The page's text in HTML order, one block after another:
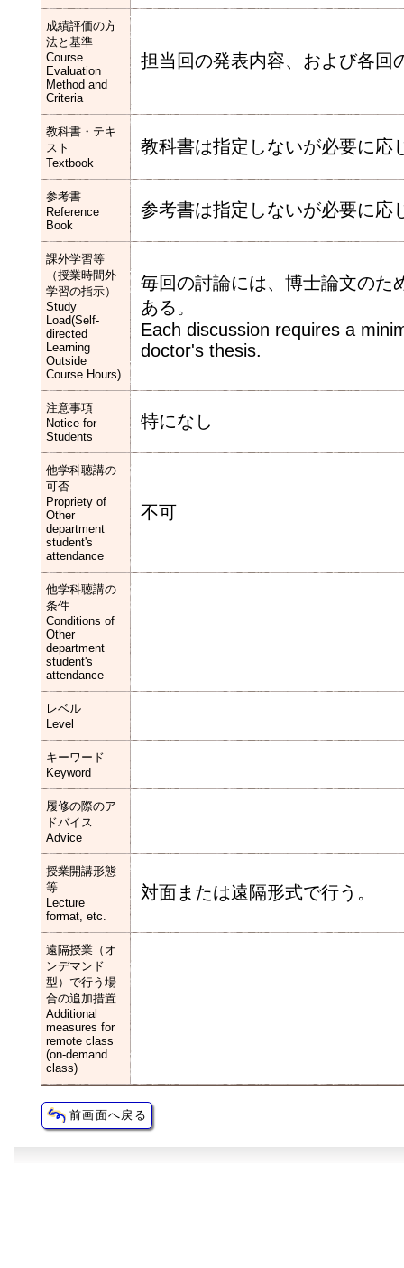
成績評価の方
法と基準
Course
Evaluation
Method and
Criteria
担当回の発表内容、および各回
教科書・テキ
スト
Textbook
教科書は指定しないが必要に応
参考書
Reference
Book
参考書は指定しないが必要に応
課外学習等
（授業時間外
学習の指示）
Study
Load(Self-
directed
Learning
Outside
Course Hours)
毎回の討論には、博士論文のた
ある。
Each discussion requires a
doctor's thesis.
注意事項
Notice for
Students
特になし
他学科聴講の
可否
Propriety of
Other
department
student's
attendance
不可
他学科聴講の
条件
Conditions of
Other
department
student's
attendance
レベル
Level
キーワード
Keyword
履修の際のア
ドバイス
Advice
授業開講形態
等
Lecture
format, etc.
対面または遠隔形式で行う。
遠隔授業（オ
ンデマンド
型）で行う場
合の追加措置
Additional
measures for
remote class
(on-demand
class)